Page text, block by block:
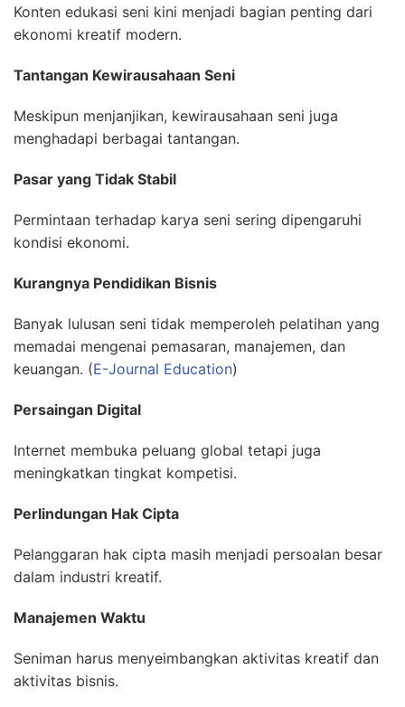
Konten edukasi seni kini menjadi bagian penting dari
ekonomi kreatif modern.
Tantangan Kewirausahaan Seni
Meskipun menjanjikan, kewirausahaan seni juga
menghadapi berbagai tantangan.
Pasar yang Tidak Stabil
Permintaan terhadap karya seni sering dipengaruhi
kondisi ekonomi.
Kurangnya Pendidikan Bisnis
Banyak lulusan seni tidak memperoleh pelatihan yang
memadai mengenai pemasaran, manajemen, dan
keuangan. (E-Journal Education)
Persaingan Digital
Internet membuka peluang global tetapi juga
meningkatkan tingkat kompetisi.
Perlindungan Hak Cipta
Pelanggaran hak cipta masih menjadi persoalan besar
dalam industri kreatif.
Manajemen Waktu
Seniman harus menyeimbangkan aktivitas kreatif dan
aktivitas bisnis.